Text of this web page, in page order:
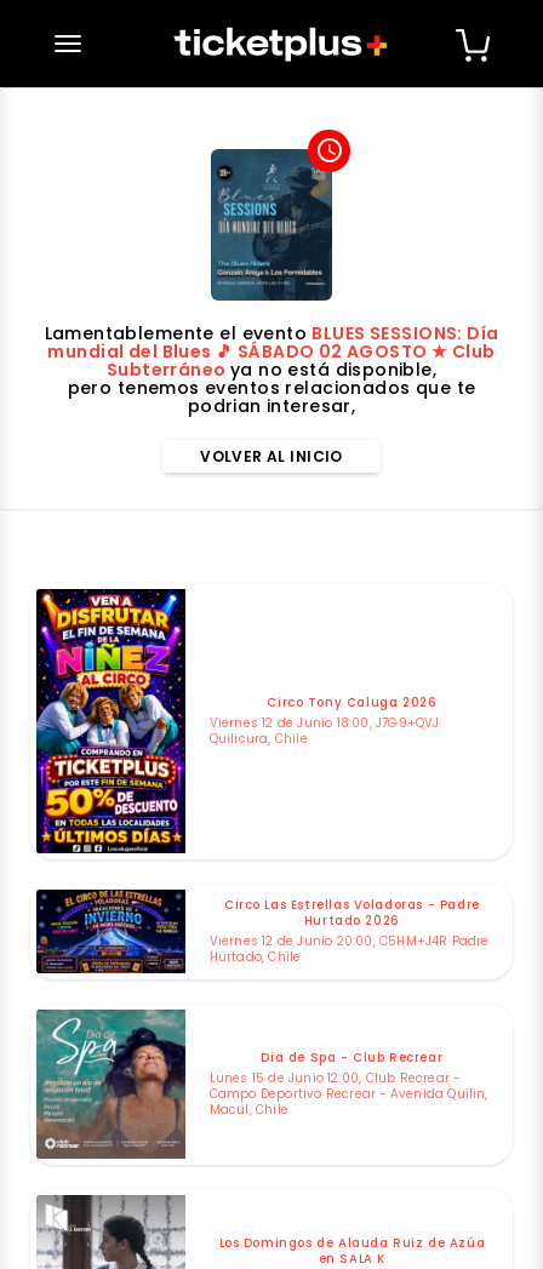
desplegar navegación
access_time
Lamentablemente el evento BLUES SESSIONS: Día
mundial del Blues 🎵 SÁBADO 02 AGOSTO ★ Club
Subterráneo ya no está disponible,
pero tenemos eventos relacionados que te
podrian interesar,
VOLVER AL INICIO
Circo Tony Caluga 2026
Viernes 12 de Junio 18:00, J7G9+QVJ
Quilicura, Chile
Circo Las Estrellas Voladoras - Padre
Hurtado 2026
Viernes 12 de Junio 20:00, C5HM+J4R Padre
Hurtado, Chile
Dia de Spa - Club Recrear
Lunes 15 de Junio 12:00, Club Recrear -
Campo Deportivo Recrear - Avenida Quilin,
Macul, Chile
Los Domingos de Alauda Ruiz de Azúa
en SALA K